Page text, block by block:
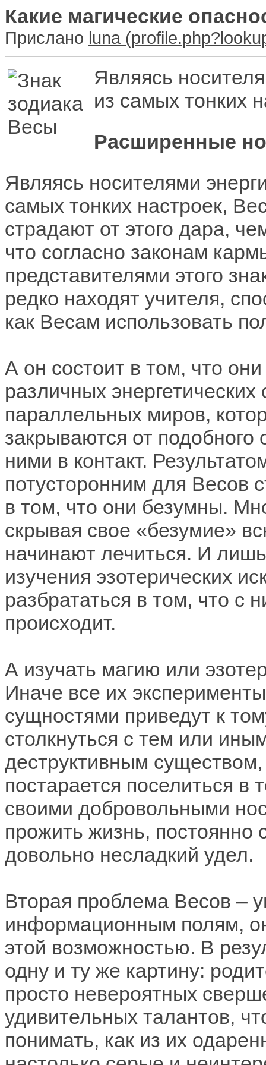
Какие магические
Прислано luna
Являясь
из самых тонких
Расширенные
Являясь носителями
самых тонких настроек,
страдают от этого дара,
что согласно законам
представителями этого
редко находят учителя,
как Весам использовать
А он состоит в том, что
различных
параллельных миров,
закрываются от
ними в контакт.
потусторонним для Весов
в том, что они безумны.
скрывая свое «безумие»
начинают лечиться. И
изучения эзотерических
разбрататься в том, что с
происходит.
А изучать магию или
Иначе все их
сущностями приведут к
столкнуться с тем или
деструктивным
постарается поселиться в
своими добровольными
прожить жизнь, постоянно
довольно несладкий удел.
Вторая проблема Весов –
информационным полям,
этой возможностью. В
одну и ту же картину:
просто невероятных
удивительных талантов,
понимать, как из их